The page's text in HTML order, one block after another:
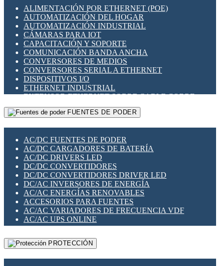
SENSORES INDUCTIVOS
TEMPORIZADORES
VARIACS
VARIADORES DE FRECUENCIA [VDF]
SECCIONADORES - INTERRUPTORES
MAQUINARIA
HERRAMIENTAS VARIAS
ILUMINACIÓN LED
INTERRUPTORES REED
INTERFACES DE RELÉ
OTROS RELÉS
PROTECCIÓN TÉRMICA
RELÉS AUTOMOTRICES
RELÉS DE SEÑAL
RELÉS DE ESTADO SÓLIDO SSR
RELÉS INDUSTRIALES
RELÉS MINIATURA DE POTENCIA
SENSORES MAGNÉTICOS
SWITCH Y MICROSWITCH
TARJETAS PI
UNIÓN Y DERIVACIÓN DE CABLE
ALIMENTACIÓN POR ETHERNET (POE)
AUTOMATIZACIÓN DEL HOGAR
AUTOMATIZACIÓN INDUSTRIAL
CÁMARAS PARA IOT
CAPACITACIÓN Y SOPORTE
COMUNICACIÓN BANDA ANCHA
CONVERSORES DE MEDIOS
CONVERSORES SERIAL A ETHERNET
DISPOSITIVOS I/O
ETHERNET INDUSTRIAL
EXTENSOR ETHERNET SOBRE CABLE COBRE
GATEWAY LORAWAN
GESTIÓN DE REDES
PLACAS MODULARES IOT
SWITCHES Y REDES WIFI
SOLUCIONES IOT
SOLUCIONES LORAWAN
SOLUCIONES RED CELULAR
SEGURIDAD PARA REDES
SWITCHES LAN
TELEFONÍA IP (VOIP)
VIGILANCIA IP (CCTV)
MESHTASTIC
FUENTES DE PODER
AC/DC FUENTES DE PODER
AC/DC CARGADORES DE BATERÍA
AC/DC DRIVERS LED
DC/DC CONVERTIDORES
DC/DC CONVERTIDORES DRIVER LED
DC/AC INVERSORES DE ENERGÍA
AC/AC ENERGÍAS RENOVABLES
ACCESORIOS PARA FUENTES
AC/AC VARIADORES DE FRECUENCIA VDF
AC/AC UPS ONLINE
PROTECCIÓN